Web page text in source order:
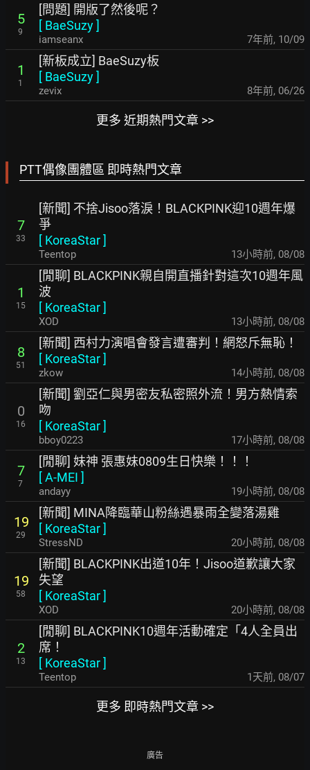
5
9
[問題] 開版了然後呢？
[ BaeSuzy]
iamseanx 7年前, 10/09
1
1
[新板成立] BaeSuzy板
[ BaeSuzy]
zevix 8年前, 06/26
更多 近期熱門文章 >>
PTT偶像團體區 即時熱門文章
7
33
[新聞] 不捨Jisoo落淚！BLACKPINK迎10週年爆
爭
[ KoreaStar]
Teentop 13小時前, 08/08
1
15
[閒聊] BLACKPINK親自開直播針對這次10週年風
波
[ KoreaStar]
XOD 13小時前, 08/08
8
51
[新聞] 西村力演唱會發言遭審判！網怒斥無恥！
[ KoreaStar]
zkow 14小時前, 08/08
0
16
[新聞] 劉亞仁與男密友私密照外流！男方熱情索
吻
[ KoreaStar]
bboy0223 17小時前, 08/08
7
7
[閒聊] 妹神 張惠妹0809生日快樂！！！
[A-MEI ]
andayy 19小時前, 08/08
19
29
[新聞] MINA降臨華山粉絲遇暴雨全變落湯雞
[ KoreaStar]
StressND 20小時前, 08/08
19
58
[新聞] BLACKPINK出道10年！Jisoo道歉讓大家
失望
[ KoreaStar]
XOD 20小時前, 08/08
2
13
[閒聊] BLACKPINK10週年活動確定「4人全員出
席！
[ KoreaStar]
Teentop 1天前, 08/07
更多 即時熱門文章 >>
廣告